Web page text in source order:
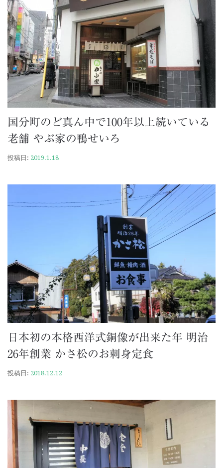
国分町のど真ん中で100年以上続いている
老舗 やぶ家の鴨せいろ
投稿日: 2019.1.18
日本初の本格西洋式銅像が出来た年 明治
26年創業 かさ松のお刺身定食
投稿日: 2018.12.12